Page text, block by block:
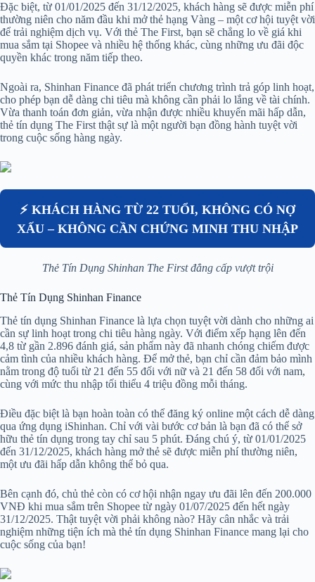
Đặc biệt, từ 01/01/2025 đến 31/12/2025, khách hàng sẽ được miễn phí
thường niên cho năm đầu khi mở thẻ hạng Vàng – một cơ hội tuyệt vời
để trải nghiệm dịch vụ. Với thẻ The First, bạn sẽ chẳng lo về giá khi
mua sắm tại Shopee và nhiều hệ thống khác, cùng những ưu đãi độc
quyền khác trong năm tiếp theo.
Ngoài ra, Shinhan Finance đã phát triển chương trình trả góp linh hoạt,
cho phép bạn dễ dàng chi tiêu mà không cần phải lo lắng về tài chính.
Vừa thanh toán đơn giản, vừa nhận được nhiều khuyến mãi hấp dẫn,
thẻ tín dụng The First thật sự là một người bạn đồng hành tuyệt vời
trong cuộc sống hàng ngày.
⚡ KHÁCH HÀNG TỪ 22 TUỔI, KHÔNG CÓ NỢ
XẤU – KHÔNG CẦN CHỨNG MINH THU NHẬP
Thẻ Tín Dụng Shinhan The First đẳng cấp vượt trội
Thẻ Tín Dụng Shinhan Finance
Thẻ tín dụng Shinhan Finance là lựa chọn tuyệt vời dành cho những ai
cần sự linh hoạt trong chi tiêu hàng ngày. Với điểm xếp hạng lên đến
4,8 từ gần 2.896 đánh giá, sản phẩm này đã nhanh chóng chiếm được
cảm tình của nhiều khách hàng. Để mở thẻ, bạn chỉ cần đảm bảo mình
nằm trong độ tuổi từ 21 đến 55 đối với nữ và 21 đến 58 đối với nam,
cùng với mức thu nhập tối thiểu 4 triệu đồng mỗi tháng.
Điều đặc biệt là bạn hoàn toàn có thể đăng ký online một cách dễ dàng
qua ứng dụng iShinhan. Chỉ với vài bước cơ bản là bạn đã có thể sở
hữu thẻ tín dụng trong tay chỉ sau 5 phút. Đáng chú ý, từ 01/01/2025
đến 31/12/2025, khách hàng mở thẻ sẽ được miễn phí thường niên,
một ưu đãi hấp dẫn không thể bỏ qua.
Bên cạnh đó, chủ thẻ còn có cơ hội nhận ngay ưu đãi lên đến 200.000
VNĐ khi mua sắm trên Shopee từ ngày 01/07/2025 đến hết ngày
31/12/2025. Thật tuyệt vời phải không nào? Hãy cân nhắc và trải
nghiệm những tiện ích mà thẻ tín dụng Shinhan Finance mang lại cho
cuộc sống của bạn!